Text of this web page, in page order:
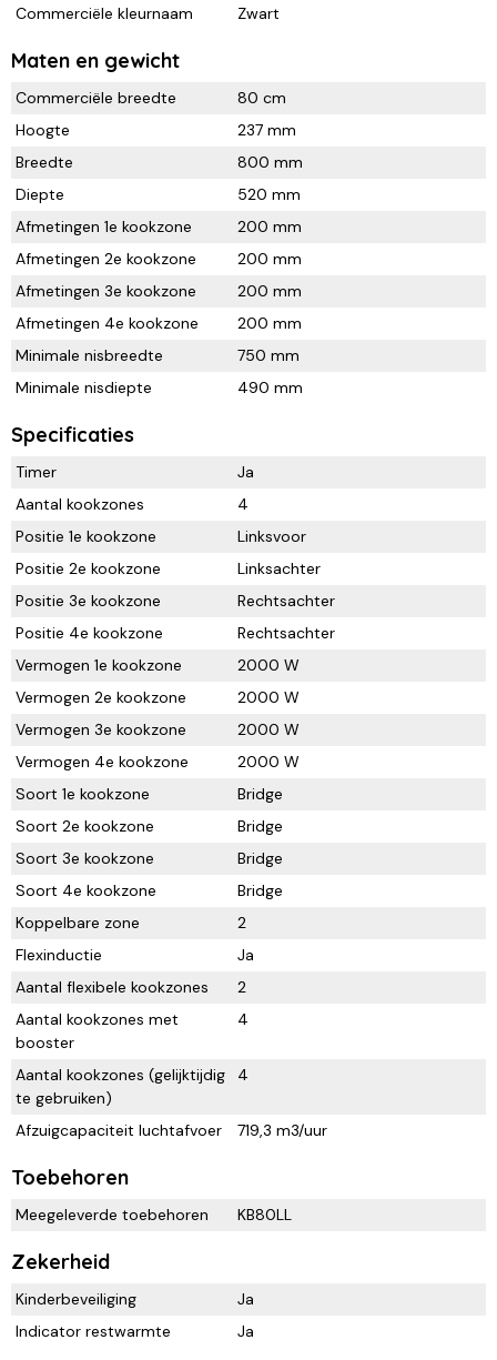
Commerciële kleurnaam
Zwart
Maten en gewicht
Commerciële breedte
80 cm
Hoogte
237 mm
Breedte
800 mm
Diepte
520 mm
Afmetingen 1e kookzone
200 mm
Afmetingen 2e kookzone
200 mm
Afmetingen 3e kookzone
200 mm
Afmetingen 4e kookzone
200 mm
Minimale nisbreedte
750 mm
Minimale nisdiepte
490 mm
Specificaties
Timer
Ja
Aantal kookzones
4
Positie 1e kookzone
Linksvoor
Positie 2e kookzone
Linksachter
Positie 3e kookzone
Rechtsachter
Positie 4e kookzone
Rechtsachter
Vermogen 1e kookzone
2000 W
Vermogen 2e kookzone
2000 W
Vermogen 3e kookzone
2000 W
Vermogen 4e kookzone
2000 W
Soort 1e kookzone
Bridge
Soort 2e kookzone
Bridge
Soort 3e kookzone
Bridge
Soort 4e kookzone
Bridge
Koppelbare zone
2
Flexinductie
Ja
Aantal flexibele kookzones
2
Aantal kookzones met
booster
4
Aantal kookzones (gelijktijdig
te gebruiken)
4
Afzuigcapaciteit luchtafvoer 719,3 m3/uur
Toebehoren
Meegeleverde toebehoren KB80LL
Zekerheid
Kinderbeveiliging
Ja
Indicator restwarmte
Ja